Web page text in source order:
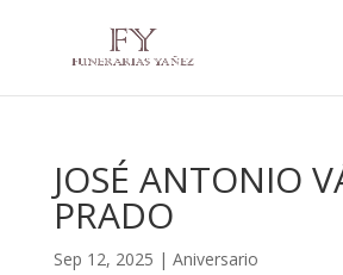
JOSÉ ANTONIO
PRADO
Sep 12, 2025 | Aniversario